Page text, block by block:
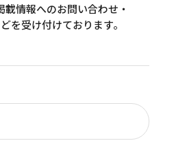
情報へのお問い合わせ・
を受け付けております。